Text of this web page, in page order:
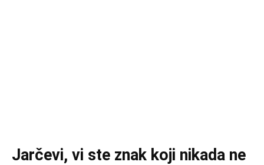
Jarčevi, vi ste znak koji nikada ne